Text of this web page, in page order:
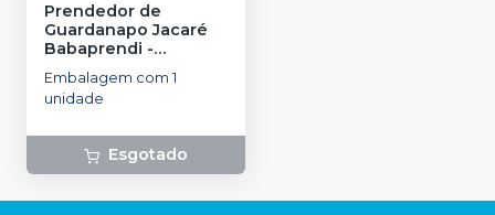
Prendedor de
Guardanapo Jacaré
Babaprendi -
IODONTOSUL
Embalagem com 1
unidade
Esgotado